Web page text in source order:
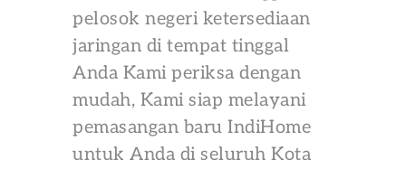
pelosok negeri ketersediaan
jaringan di tempat tinggal
Anda Kami periksa dengan
mudah, Kami siap melayani
pemasangan baru IndiHome
untuk Anda di seluruh Kota